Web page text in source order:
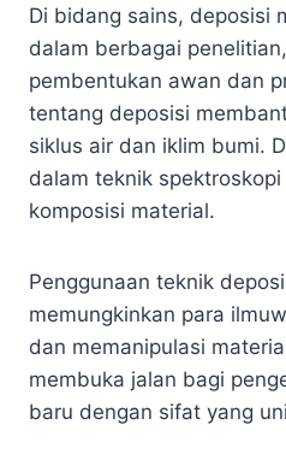
Di bidang sains, deposisi
dalam berbagai
pembentukan awan dan
tentang deposisi
siklus air dan iklim bumi.
dalam teknik
komposisi material.
Penggunaan teknik
memungkinkan para
dan memanipulasi
membuka jalan bagi
baru dengan sifat yang